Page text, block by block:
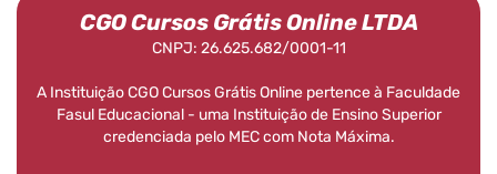
CGO Cursos Grátis Online LTDA
CNPJ: 26.625.682/0001-11
A Instituição CGO Cursos Grátis Online pertence à Faculdade
Fasul Educacional - uma Instituição de Ensino Superior
credenciada pelo MEC com Nota Máxima.